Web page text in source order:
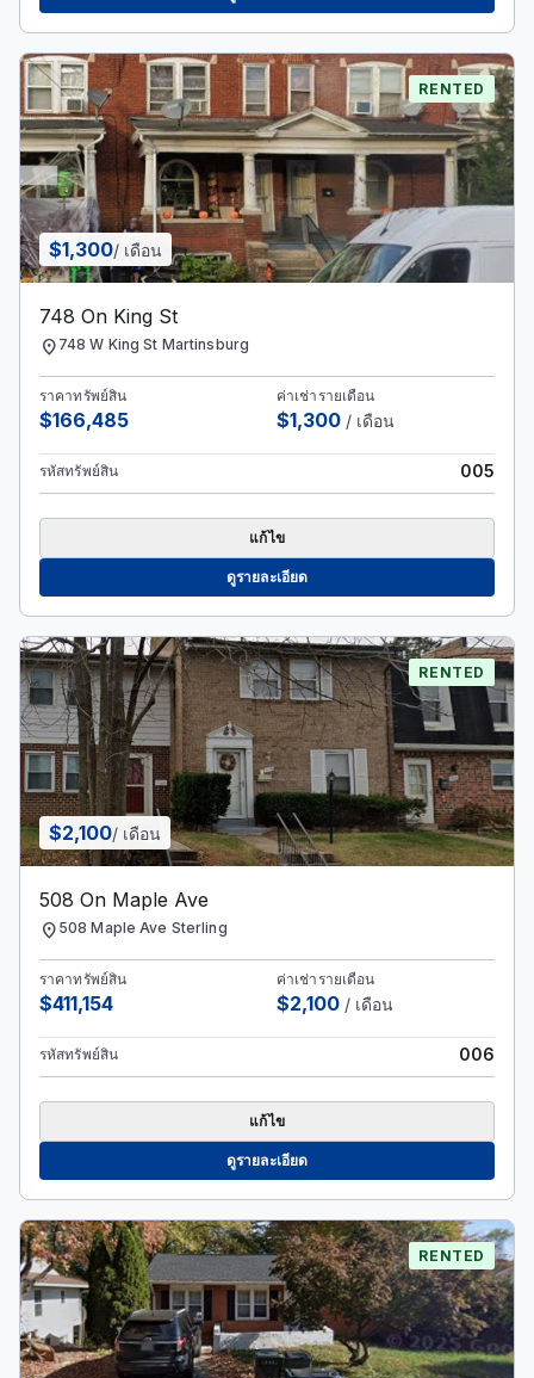
$1,300/ เดือน
RENTED
748 On King St
location_on 748 W King St Martinsburg
ราคาทรัพย์สิน
$166,485
ค่าเช่ารายเดือน
$1,300 / เดือน
รหัสทรัพย์สิน 005
แก้ไข
ดูรายละเอียด
$2,100/ เดือน
RENTED
508 On Maple Ave
location_on 508 Maple Ave Sterling
ราคาทรัพย์สิน
$411,154
ค่าเช่ารายเดือน
$2,100 / เดือน
รหัสทรัพย์สิน 006
แก้ไข
ดูรายละเอียด
RENTED